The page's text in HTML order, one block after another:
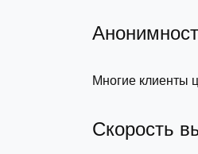
Многие клиенты
Скорость